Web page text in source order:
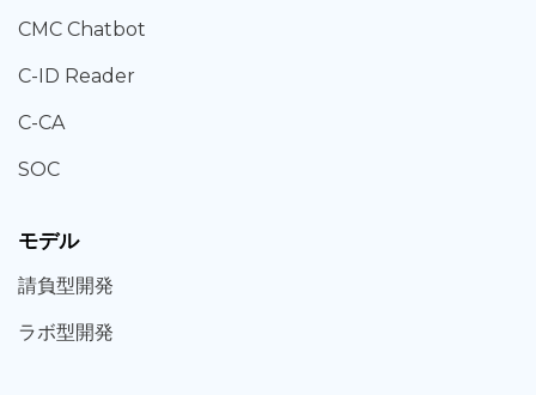
CMC Chatbot
C-ID Reader
C-CA
SOC
モデル
請負型開発
ラボ型開発